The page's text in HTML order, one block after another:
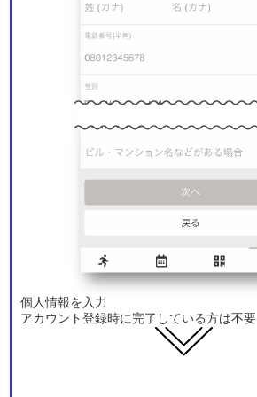
個人情報を入力
アカウント登録時に完了している方は不要